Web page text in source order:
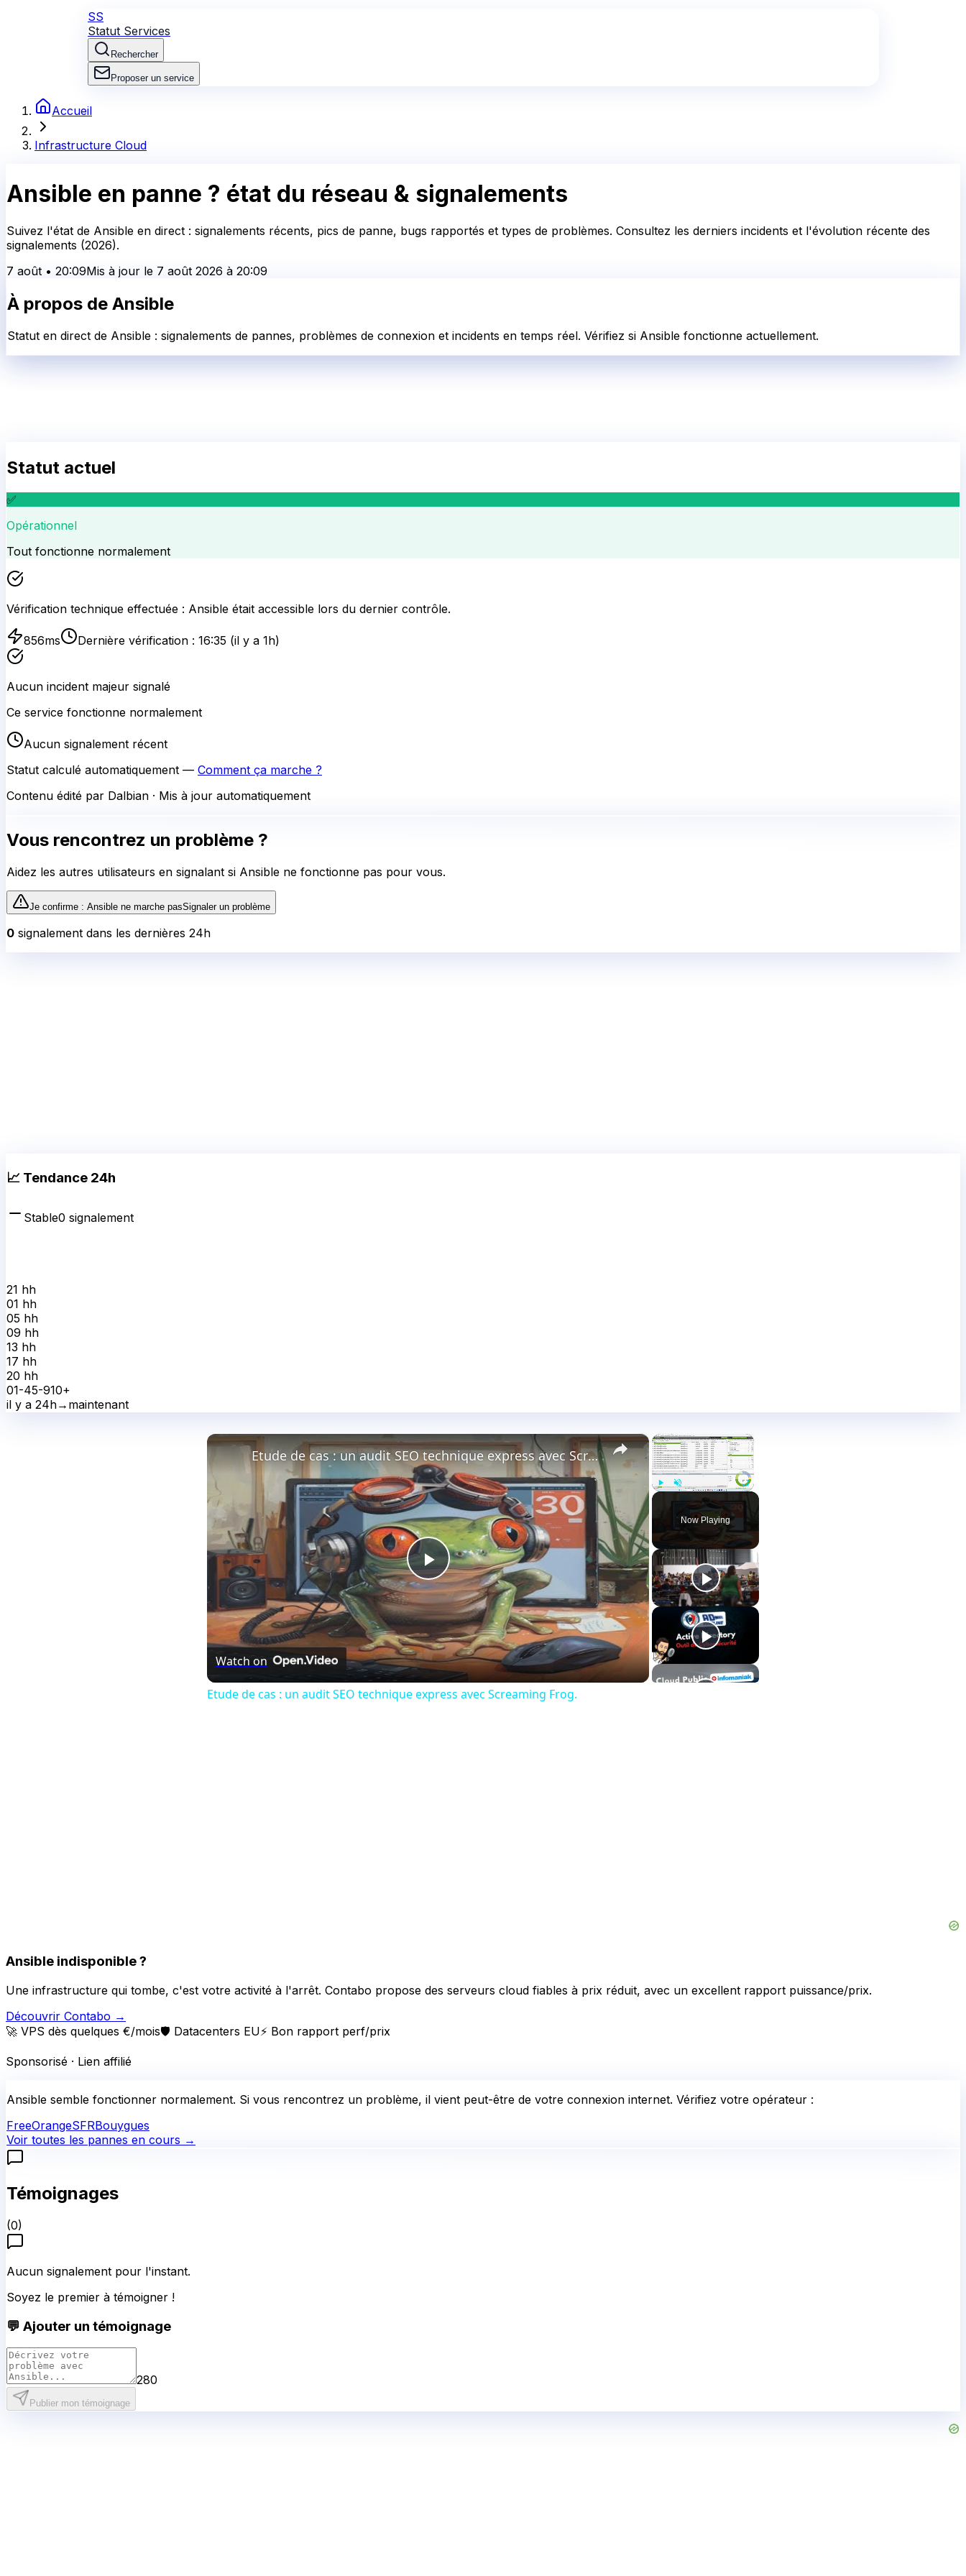
SS
Statut Services
Rechercher
Proposer un service
Accueil
Infrastructure Cloud
Ansible en panne ? état du réseau & signalements
Suivez l'état de Ansible en direct : signalements récents, pics de panne, bugs rapportés et types de problèmes. Consultez les derniers incidents et l'évolution récente des
signalements (2026).
7 août • 20:09Mis à jour le 7 août 2026 à 20:09
À propos de Ansible
Statut en direct de Ansible : signalements de pannes, problèmes de connexion et incidents en temps réel. Vérifiez si Ansible fonctionne actuellement.
Statut actuel
✅
Opérationnel
Tout fonctionne normalement
Vérification technique effectuée : Ansible était accessible lors du dernier contrôle.
856ms Dernière vérification : 16:35 (il y a 1h)
Aucun incident majeur signalé
Ce service fonctionne normalement
Aucun signalement récent
Statut calculé automatiquement — Comment ça marche ?
Contenu édité par Dalbian · Mis à jour automatiquement
Vous rencontrez un problème ?
Aidez les autres utilisateurs en signalant si Ansible ne fonctionne pas pour vous.
Je confirme : Ansible ne marche pasSignaler un problème
0 signalement dans les dernières 24h
📈 Tendance 24h
Stable0 signalement
21 hh
01 hh
05 hh
09 hh
13 hh
17 hh
20 hh
01-45-910+
il y a 24h→ maintenant
×
Fullscreen
Now Playing
×
Play
Video
Etude de cas : un audit SEO technique express avec Screaming Frog.
Watch on
Etude de cas : un audit SEO technique express avec Screaming Frog.
Ansible indisponible ?
Une infrastructure qui tombe, c'est votre activité à l'arrêt. Contabo propose des serveurs cloud fiables à prix réduit, avec un excellent rapport puissance/prix.
Découvrir Contabo →
🚀 VPS dès quelques €/mois🛡️ Datacenters EU⚡ Bon rapport perf/prix
Sponsorisé · Lien affilié
Ansible semble fonctionner normalement. Si vous rencontrez un problème, il vient peut-être de votre connexion internet. Vérifiez votre opérateur :
FreeOrangeSFRBouygues
Voir toutes les pannes en cours →
Témoignages
(0)
Aucun signalement pour l'instant.
Soyez le premier à témoigner !
💬 Ajouter un témoignage
280
Publier mon témoignage